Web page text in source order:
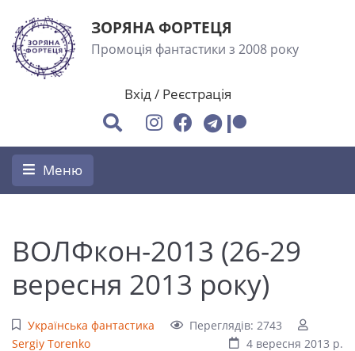
ЗОРЯНА ФОРТЕЦЯ
Промоція фантастики з 2008 року
Вхід/ Реєстрація
Меню
ВОЛФкон-2013 (26-29
вересня 2013 року)
Українська фантастика
Переглядів: 2743
Sergiy Torenko
4 вересня 2013 р.